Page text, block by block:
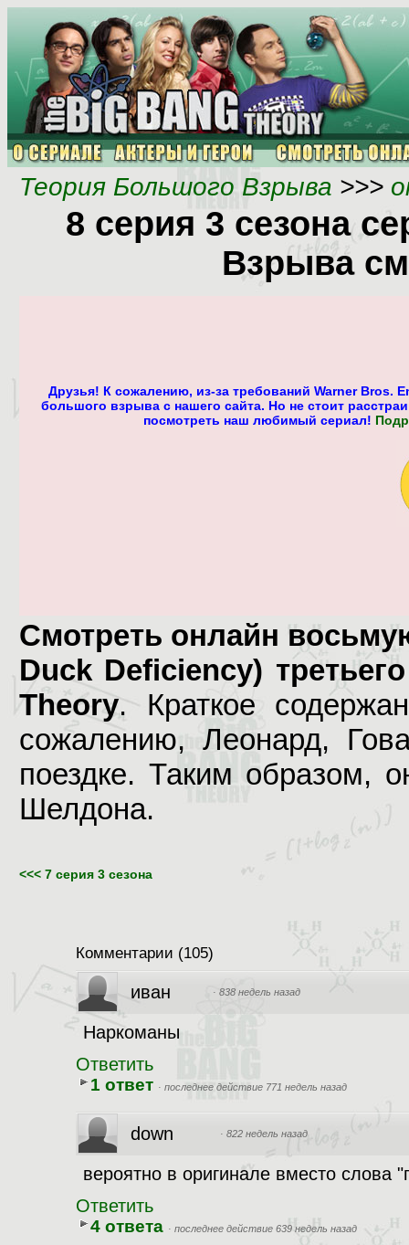
Теория Большого Взрыва >>>
8 серия 3 сезона
Взрыва
Друзья! К сожалению, из-за требований Warner
большого взрыва с нашего сайта. Но не стоит
посмотреть наш любимый сериал!
Смотреть онлайн
Duck Deficiency)
Theory. Краткое
сожалению, Леонард,
поездке. Таким образом,
Шелдона.
<<< 7 серия 3 сезона
Комментарии (105)
иван · 838 недель назад
Наркоманы
Ответить
1 ответ · последнее действие 771 недель назад
down · 822 недель назад
вероятно в оригинале вместо слова
Ответить
4 ответа · последнее действие 639 недель назад